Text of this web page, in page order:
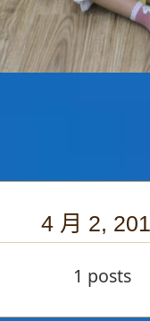
4 月 2,
1 posts